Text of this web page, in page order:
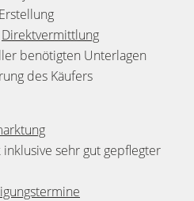
Direktvermittlung
benötigten Unterlagen
des Käufers
sehr gut gepflegter